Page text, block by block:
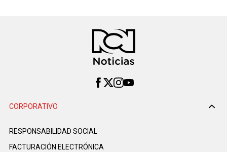
CORPORATIVO
RESPONSABILIDAD SOCIAL
FACTURACIÓN ELECTRÓNICA